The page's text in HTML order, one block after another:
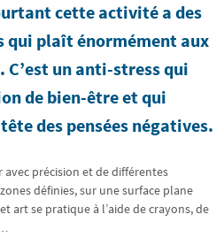
cette activité a des
qui plaît énormément aux
C’est un anti-stress qui
de bien-être et qui
des pensées négatives.
avec précision et de différentes
définies, sur une surface plane
art se pratique à l’aide de crayons, de